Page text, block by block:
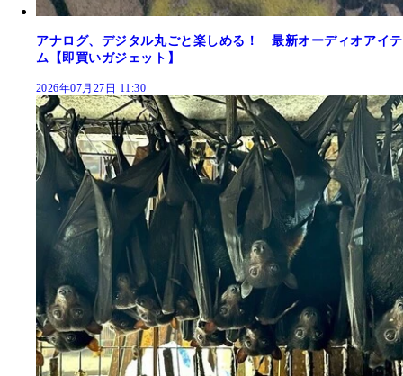
アナログ、デジタル丸ごと楽しめる！ 最新オーディオアイテ
ム【即買いガジェット】
2026年07月27日 11:30